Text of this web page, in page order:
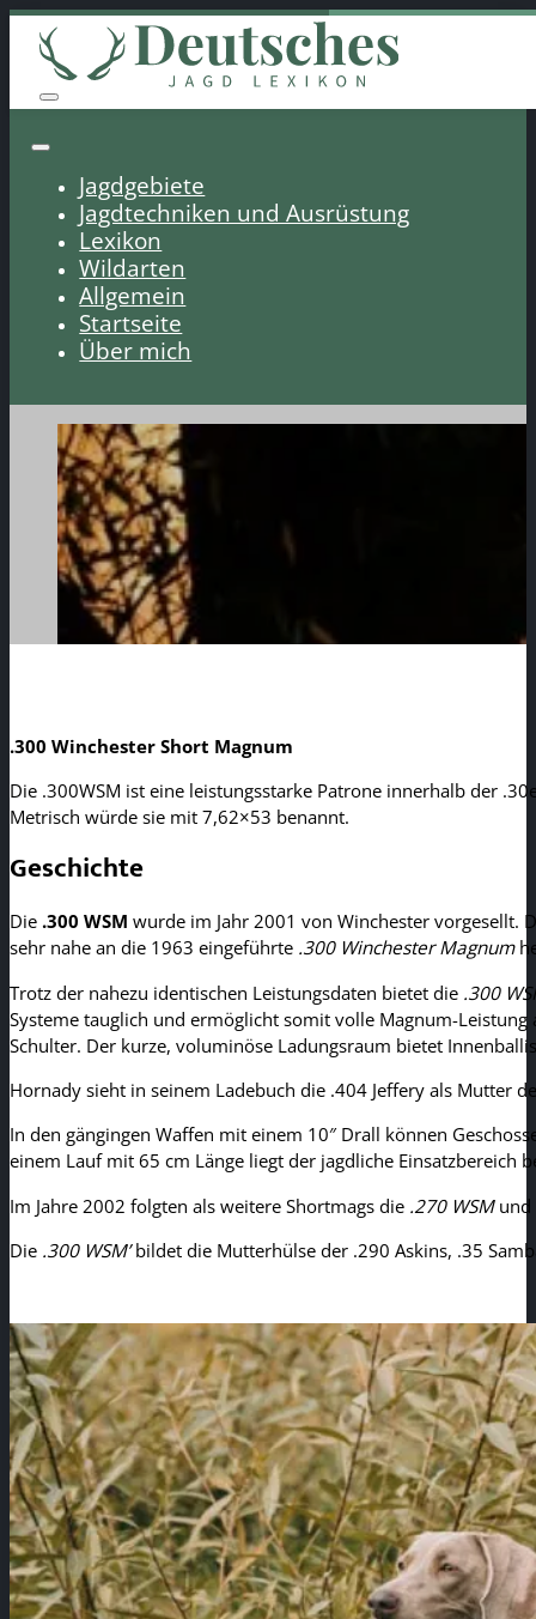
Jagdgebiete
Jagdtechniken und Ausrüstung
Lexikon
Wildarten
Allgemein
Startseite
Über mich
.300 Winchester Short Magnum
Die .300WSM ist eine leistungsstarke Patrone innerhalb der
Metrisch würde sie mit 7,62×53 benannt.
Geschichte
Die .300 WSM wurde im Jahr 2001 von Winchester vorgesellt.
sehr nahe an die 1963 eingeführte .300 Winchester Magnum
Trotz der nahezu identischen Leistungsdaten bietet die .300
Systeme tauglich und ermöglicht somit volle Magnum-
Schulter. Der kurze, voluminöse Ladungsraum bietet
Hornady sieht in seinem Ladebuch die .404 Jeffery als Mutter
In den gängingen Waffen mit einem 10″ Drall können
einem Lauf mit 65 cm Länge liegt der jagdliche Einsatzbereich
Im Jahre 2002 folgten als weitere Shortmags die .270 WSMund
Die .300 WSM’bildet die Mutterhülse der .290 Askins, .35